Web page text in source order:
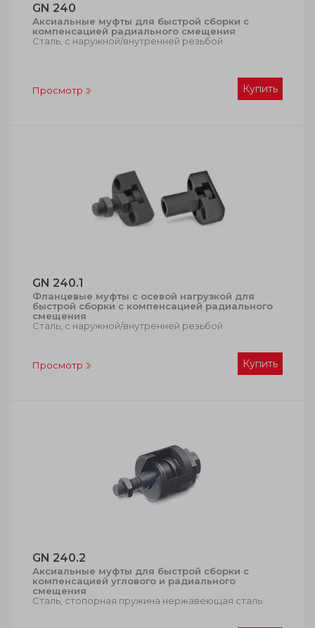
GN 240
Аксиальные муфты для быстрой сборки с
компенсацией радиального смещения
Сталь, с наружной/внутренней резьбой
Просмотр Купить
GN 240.1
Фланцевые муфты с осевой нагрузкой для
быстрой сборки с компенсацией радиального
смещения
Сталь, с наружной/внутренней резьбой
Просмотр Купить
GN 240.2
Аксиальные муфты для быстрой сборки с
компенсацией углового и радиального
смещения
Сталь, стопорная пружина нержавеющая сталь